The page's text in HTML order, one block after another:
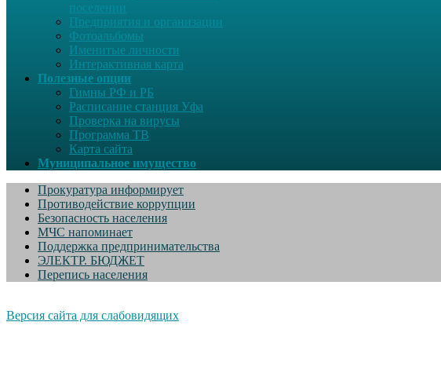
поселении
Предприятия и организации
Фотоальбомы
Именитые личности
Интерактивная карта
Полезные опции
Гимны РФ и РБ
Расписание станция Уфа
Проверка на вирусы
Программа ТВ
Карта сайта
Муниципальное имущество
Прокуратура информирует
Противодействие коррупции
Безопасность населения
МЧС напоминает
Поддержка предпринимательства
ЭЛЕКТР. БЮДЖЕТ
Перепись населения
Версия сайта для слабовидящих